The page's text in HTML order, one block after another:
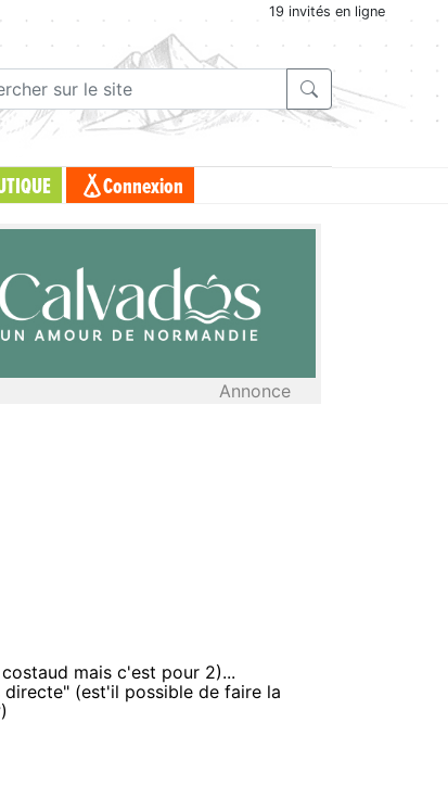
19 invités en ligne
Connexion
Annonce
mais c'est pour 2)...
(est'il possible de faire la